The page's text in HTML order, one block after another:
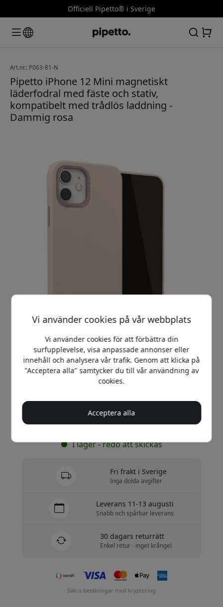
Officiell Pipetto® i Sverige
Art.nr.: P063-81-N
Pipetto iPhone 12 Mini magnetiskt
läderfodral med fäste och stativ,
kompatibelt med trådlös laddning -
Dammig rosa
Rekommenderat pris
Köp nu
I lager - redo att skickas
Fri frakt i Sverige
Inga dolda avgifter
Leverans 11-13 augusti
Snabb och spårbar leverans
30 dagars returrätt
Enkel retur - inget krångel
Säkra betalningar med kryptering
Vi använder cookies på vår webbplats
Vi använder cookies för att förbättra din
surfupplevelse, visa anpassade annonser eller
innehåll och analysera vår trafik. Genom att klicka på
"Acceptera alla" samtycker du till vår användning av
cookies.
Acceptera alla